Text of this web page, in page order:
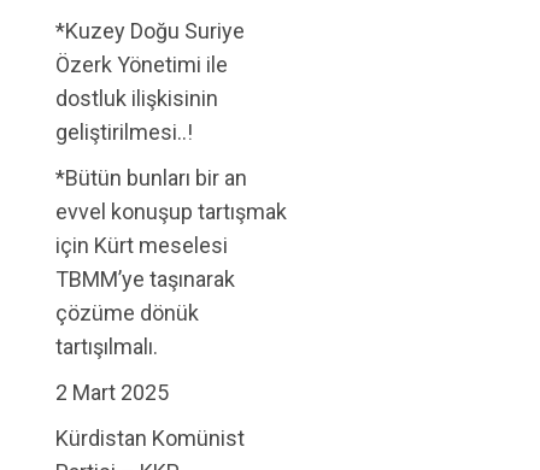
*Kuzey Doğu Suriye
Özerk Yönetimi ile
dostluk ilişkisinin
geliştirilmesi..!
*Bütün bunları bir an
evvel konuşup tartışmak
için Kürt meselesi
TBMM’ye taşınarak
çözüme dönük
tartışılmalı.
2 Mart 2025
Kürdistan Komünist